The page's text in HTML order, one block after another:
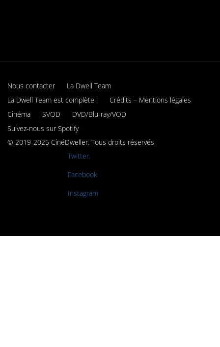
Nous contacter
La Dwell Team
La Dwell Team est complète !
Crédits – Mentions légales
Cinéma
SVOD
DVD/Blu-ray/VOD
Suivez-nous sur Spotify
© 2019-2025 CinéDweller. Tous droits réservés
Twitter.
Facebook
Instagram